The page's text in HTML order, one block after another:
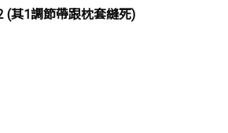
(其1調節帶跟枕套縫死)